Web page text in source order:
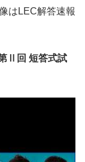
はLEC解答速報
Ⅱ回 短答式試